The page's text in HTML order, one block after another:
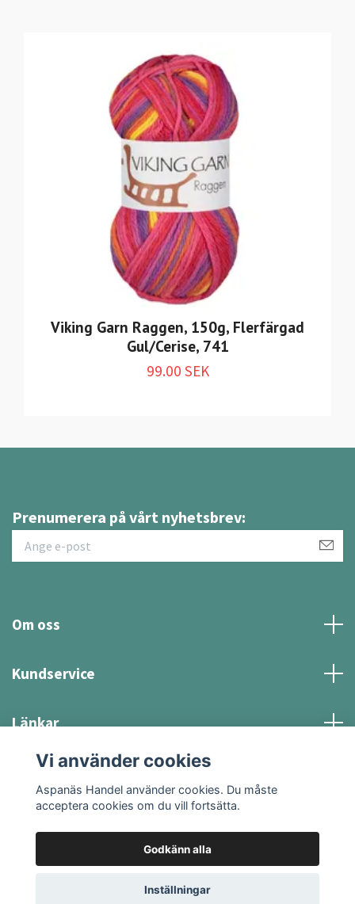
Viking Garn Raggen, 150g, Flerfärgad
Gul/Cerise, 741
99.00 SEK
Prenumerera på vårt nyhetsbrev:
Om oss
Kundservice
Länkar
Sociala medier
© 2026 Aspanäs Handel
Vi använder cookies
Aspanäs Handel använder cookies. Du måste
acceptera cookies om du vill fortsätta.
Godkänn alla
Inställningar